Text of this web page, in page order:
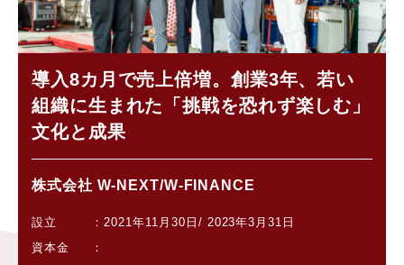
導入8カ月で売上倍増。創業3年、若い
組織に生まれた「挑戦を恐れず楽しむ」
文化と成果
株式会社 W-NEXT/W-FINANCE
設立
2021年11月30日/ 2023年3月31日
資本金